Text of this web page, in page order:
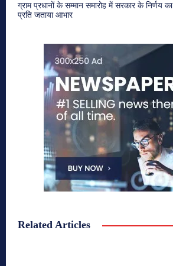
ग्राम प्रधानों के सम्मान समारोह में सरकार के निर्णय
प्रति जताया आभार
Related Articles